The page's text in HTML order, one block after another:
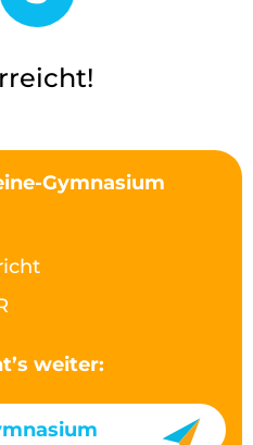
Gymnasium
weiter: